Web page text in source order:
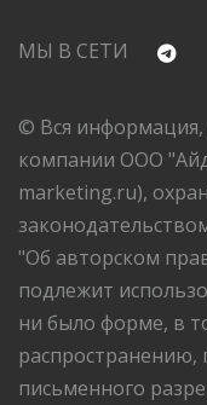
МЫ В СЕТИ
© Вся
компании ООО
marketing.ru),
"Об авторском
подлежит
ни было форме, в
распространению,
письменного